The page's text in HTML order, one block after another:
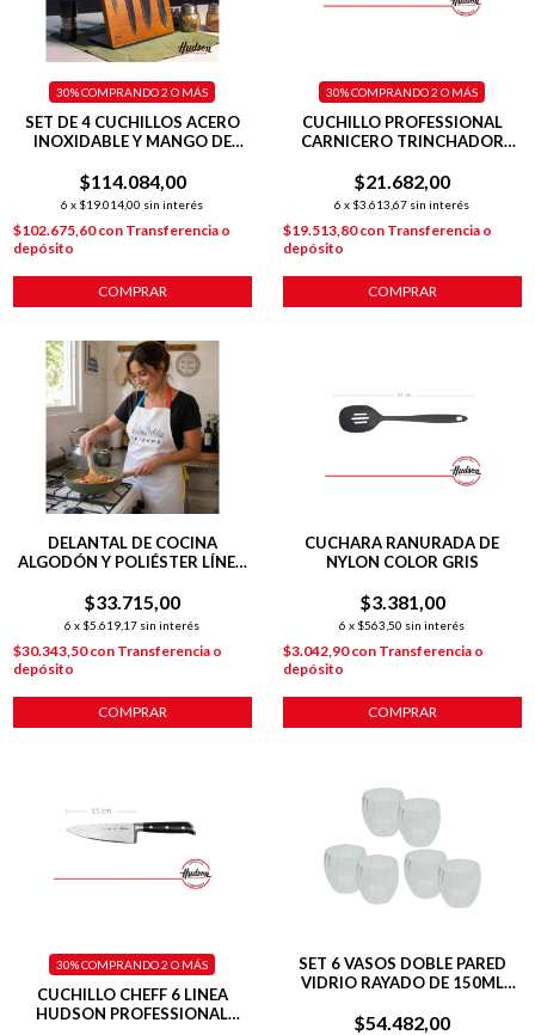
SET DE 4 CUCHILLOS ACERO
INOXIDABLE Y MANGO DE
MAGNÉTICO
$114.084,00
6 x $19.014,00 sin interés
30%COMPRANDO 2 O MÁS
$102.675,60con Transferencia o
depósito
COMPRAR
CUCHILLO PROFESSIONAL
CARNICERO TRINCHADOR
$21.682,00
6 x $3.613,67 sin interés
30%COMPRANDO 2 O MÁS
$19.513,80con Transferencia o
depósito
COMPRAR
DELANTAL DE COCINA
ALGODÓN Y POLIÉSTER LÍNEA
$33.715,00
6 x $5.619,17 sin interés
$30.343,50con Transferencia o
depósito
CUCHARA RANURADA DE
NYLON COLOR GRIS
$3.381,00
6 x $563,50 sin interés
$3.042,90con Transferencia o
depósito
COMPRAR
CUCHILLO CHEFF 6 LINEA
HUDSON PROFESSIONAL
30%COMPRANDO 2 O MÁS
SET 6 VASOS DOBLE PARED
VIDRIO RAYADO DE 150ML
$54.482,00